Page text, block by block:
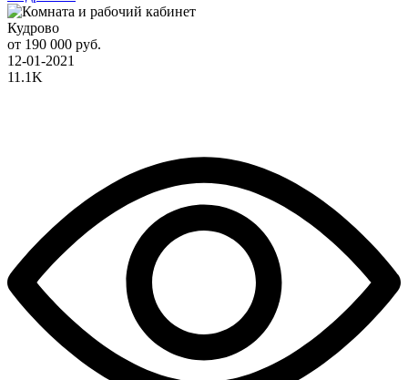
Кудрово
от 190 000 руб.
12-01-2021
11.1K